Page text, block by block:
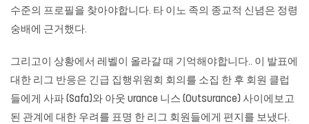
수준의 프로필을 찾아야합니다. 타 이노 족의 종교적 신념은 정령
숭배에 근거했다.
그리고이 상황에서 레벨이 올라갈 때 기억해야합니다.. 이 발표에
대한 리그 반응은 긴급 집행위원회 회의를 소집 한 후 회원 클럽
들에게 사파 (Safa)와 아웃 urance 니스 (Outsurance) 사이에보고
된 관계에 대한 우려를 표명 한 리그 회원들에게 편지를 보냈다.